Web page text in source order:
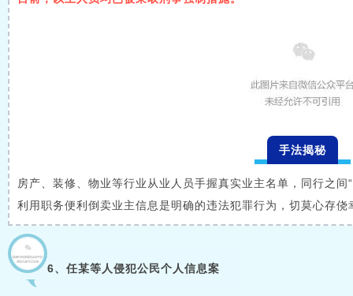
手法揭秘
房产、装修、物业等行业从业人员手握真实业主名单，同行之间
利用职务便利倒卖业主信息是明确的违法犯罪行为，切莫心存侥
6、任某等人侵犯公民个人信息案